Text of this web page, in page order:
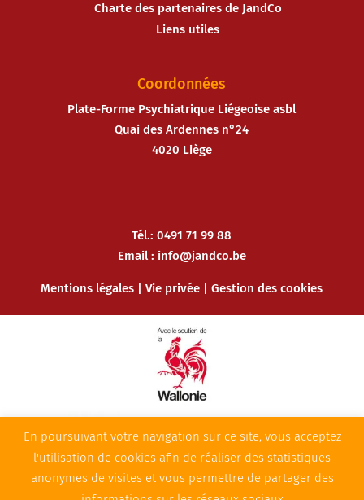
Charte des partenaires de JandCo
Liens utiles
Coordonnées
Plate-Forme Psychiatrique Liégeoise asbl
Quai des Ardennes n°24
4020 Liège
Tél.: 0491 71 99 88
Email : info@jandco.be
Mentions légales |Vie privée |Gestion des cookies
En poursuivant votre navigation sur ce site, vous acceptez
l'utilisation de cookies afin de réaliser des statistiques
anonymes de visites et vous permettre de partager des